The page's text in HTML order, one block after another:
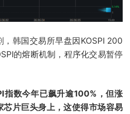
，韩国交易所早盘因KOSPI 200
的熔断机制，程序化交易暂停
指数今年已飙升逾100%，但涨
芯片巨头身上，这使得市场容易